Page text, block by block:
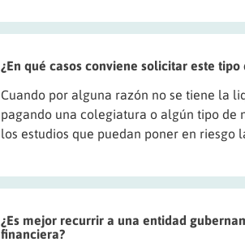
¿En qué casos conviene solicitar este tipo
Cuando por alguna razón no se tiene la
pagando una colegiatura o algún tipo de
los estudios que puedan poner en riesgo
¿Es mejor recurrir a una entidad
financiera?